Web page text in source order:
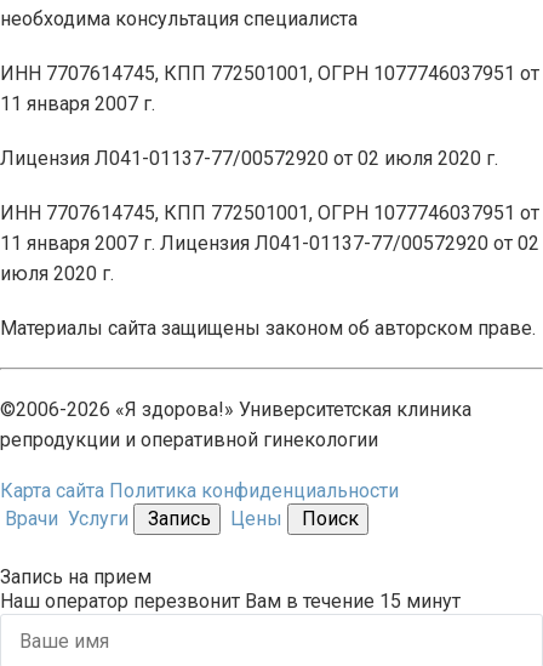
необходима консультация специалиста
ИНН 7707614745, КПП 772501001, ОГРН 1077746037951 от
11 января 2007 г.
Лицензия Л041-01137-77/00572920 от 02 июля 2020 г.
ИНН 7707614745, КПП 772501001, ОГРН 1077746037951 от
11 января 2007 г. Лицензия Л041-01137-77/00572920 от 02
июля 2020 г.
Материалы сайта защищены законом об авторском праве.
©2006-2026 «Я здорова!» Университетская клиника
репродукции и оперативной гинекологии
Карта сайта Политика конфиденциальности
Врачи Услуги Запись Цены Поиск
Запись на прием
Наш оператор перезвонит Вам в течение 15 минут